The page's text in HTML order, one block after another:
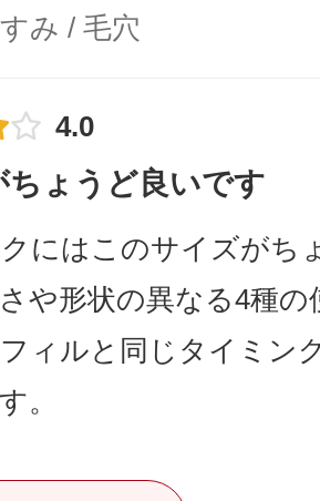
み / 毛穴
4.0
ちょうど良いです
にはこのサイズがち
や形状の異なる4種
ィルと同じタイミン
。